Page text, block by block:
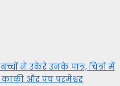
ने उकेरे उनके पात्र, चित्रों में
काकी और पंच परमेश्वर